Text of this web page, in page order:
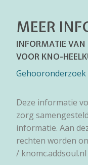
MEER
INFORMATIE VAN
VOOR KNO-
Gehooronderzoek
Deze informatie
zorg
informatie. Aan
rechten worden
/ knomc.addsoul.nl